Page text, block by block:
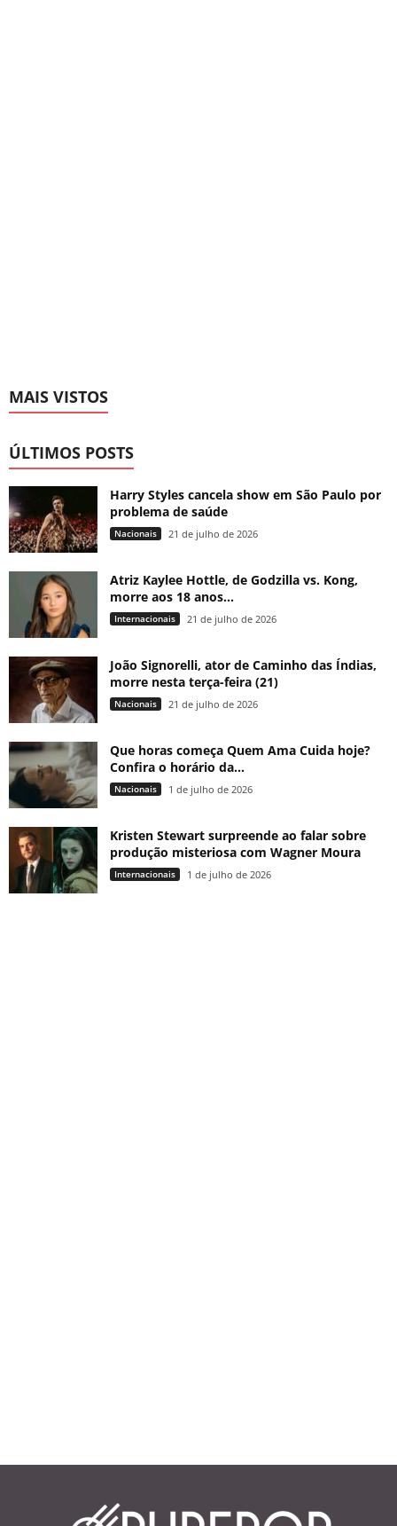
MAIS VISTOS
ÚLTIMOS POSTS
Harry Styles cancela show em São Paulo por
problema de saúde
Nacionais 21 de julho de 2026
Atriz Kaylee Hottle, de Godzilla vs. Kong,
morre aos 18 anos...
Internacionais 21 de julho de 2026
João Signorelli, ator de Caminho das Índias,
morre nesta terça-feira (21)
Nacionais 21 de julho de 2026
Que horas começa Quem Ama Cuida hoje?
Confira o horário da...
Nacionais 1 de julho de 2026
Kristen Stewart surpreende ao falar sobre
produção misteriosa com Wagner Moura
Internacionais 1 de julho de 2026